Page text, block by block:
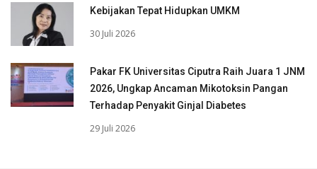
Kebijakan Tepat Hidupkan UMKM
30 Juli 2026
Pakar FK Universitas Ciputra Raih Juara 1 JNM
2026, Ungkap Ancaman Mikotoksin Pangan
Terhadap Penyakit Ginjal Diabetes
29 Juli 2026